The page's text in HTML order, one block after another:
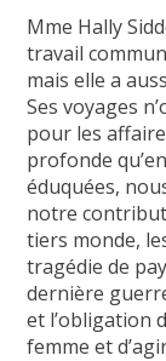
Mme Hally
travail
mais elle a
Ses voyages
pour les
profonde
éduquées,
notre
tiers monde,
tragédie de
dernière
et l’obligation
femme et